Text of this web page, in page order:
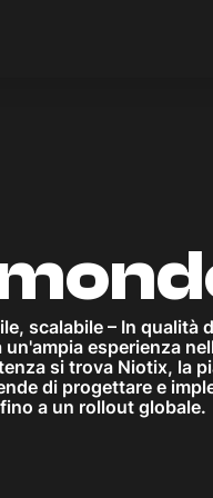
scalabile – In qualità
esperienza
si trova Niotix, la
di progettare e
a un rollout globale.